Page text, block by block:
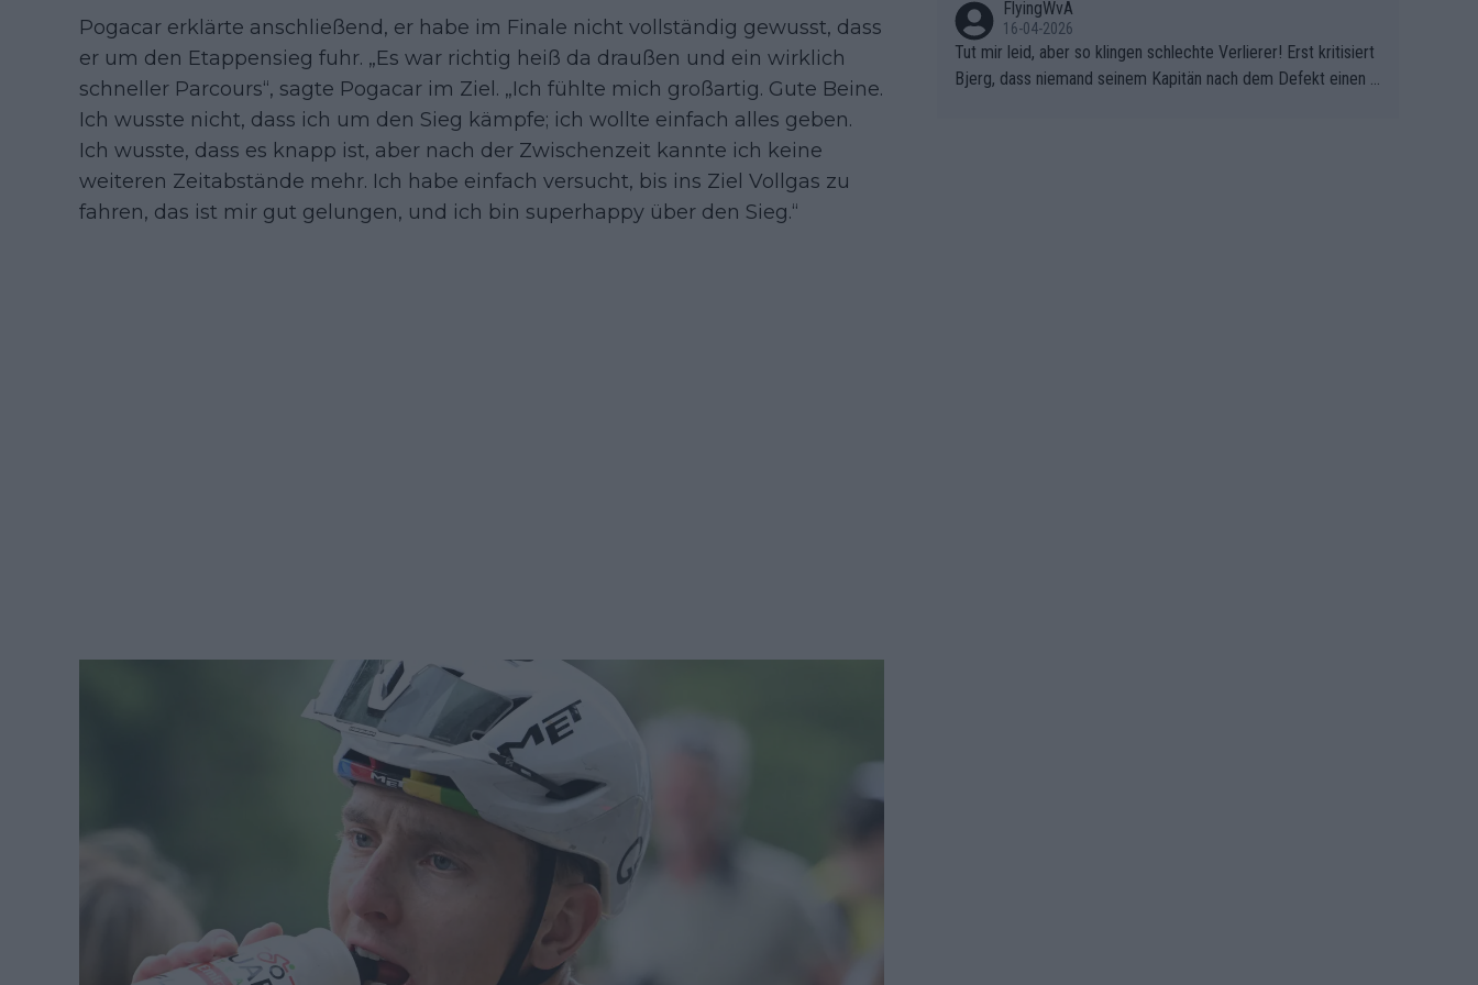
Pogacar erklärte anschließend, er habe im Finale nicht vollständig gewusst, dass
er um den Etappensieg fuhr. „Es war richtig heiß da draußen und ein wirklich
schneller Parcours“, sagte Pogacar im Ziel. „Ich fühlte mich großartig. Gute Beine.
Ich wusste nicht, dass ich um den Sieg kämpfe; ich wollte einfach alles geben.
Ich wusste, dass es knapp ist, aber nach der Zwischenzeit kannte ich keine
weiteren Zeitabstände mehr. Ich habe einfach versucht, bis ins Ziel Vollgas zu
fahren, das ist mir gut gelungen, und ich bin superhappy über den Sieg.“
FlyingWvA
16-04-2026
Tut mir leid, aber so klingen schlechte Verlierer! Erst kritisiert
Bjerg, dass niemand seinem Kapitän nach dem Defekt einen r